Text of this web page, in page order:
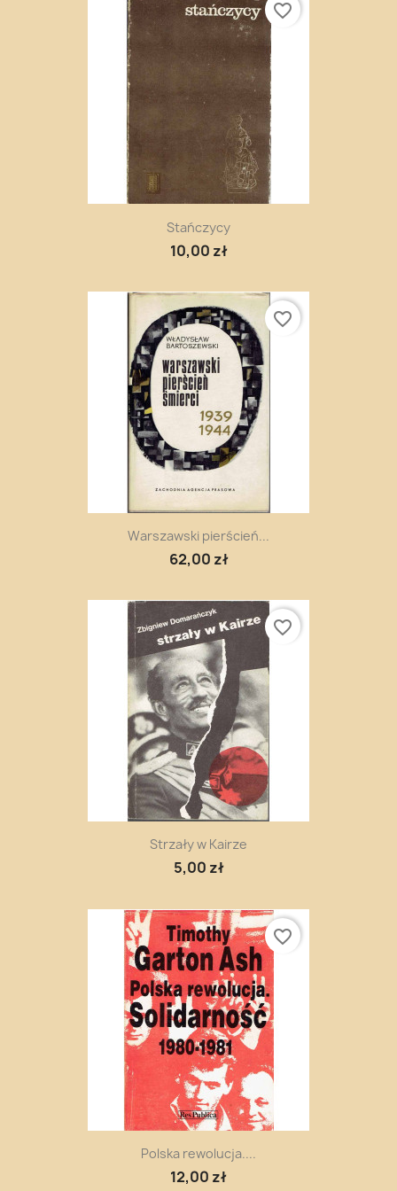
Stańczycy
10,00 zł
favorite_border
Warszawski pierścień...
62,00 zł
favorite_border
Strzały w Kairze
5,00 zł
favorite_border
Polska rewolucja....
12,00 zł
favorite_border